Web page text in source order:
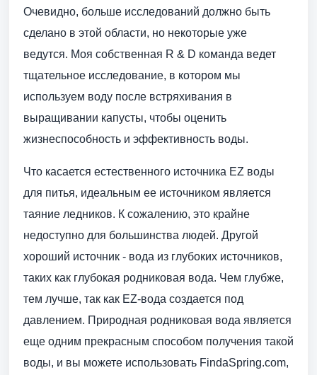
Очевидно, больше исследований должно быть
сделано в этой области, но некоторые уже
ведутся. Моя собственная R & D команда ведет
тщательное исследование, в котором мы
используем воду после встряхивания в
выращивании капусты, чтобы оценить
жизнеспособность и эффективность воды.
Что касается естественного источника EZ воды
для питья, идеальным ее источником является
таяние ледников. К сожалению, это крайне
недоступно для большинства людей. Другой
хороший источник - вода из глубоких источников,
таких как глубокая родниковая вода. Чем глубже,
тем лучше, так как EZ-вода создается под
давлением. Природная родниковая вода является
еще одним прекрасным способом получения такой
воды, и вы можете использовать FindaSpring.com,